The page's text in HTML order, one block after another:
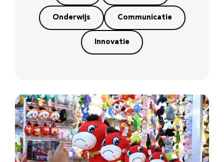
Onderwijs Communicatie
Innovatie